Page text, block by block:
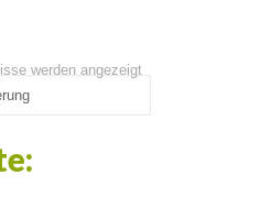
werden angezeigt